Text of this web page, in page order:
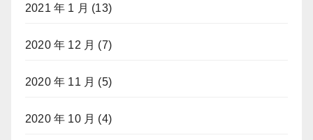
2021 年 1 月 (13)
2020 年 12 月 (7)
2020 年 11 月 (5)
2020 年 10 月 (4)